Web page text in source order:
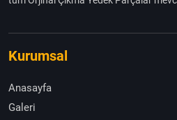
Kurumsal
Anasayfa
Galeri